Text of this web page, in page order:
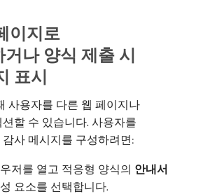
이지로
나 양식 제출 시
표시
사용자를 다른 웹 페이지나
할 수 있습니다. 사용자를
사 메시지를 구성하려면:
저를 열고 적응형 양식의 안내서
요소를 선택합니다.